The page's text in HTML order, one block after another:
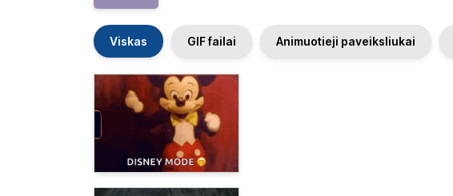
Viskas GIF failai Animuotieji paveiksliukai